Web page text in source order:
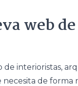
web
interioristas,
de forma